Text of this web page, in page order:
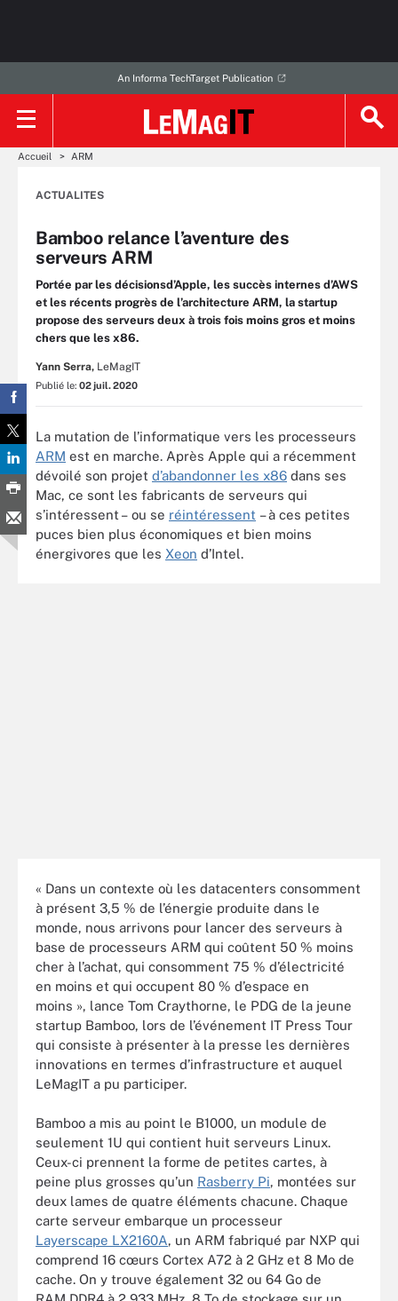
An Informa TechTarget Publication
Accueil ARM
ACTUALITES
Bamboo relance l’aventure des
serveurs ARM
Portée par les décisionsd’Apple, les succès internes d’AWS
et les récents progrès de l’architecture ARM, la startup
propose des serveurs deux à trois fois moins gros et moins
chers que les x86.
Yann Serra, LeMagIT
Publié le: 02 juil. 2020
La mutation de l’informatique vers les processeurs
ARM est en marche. Après Apple qui a récemment
dévoilé son projet d’abandonner les x86 dans ses
Mac, ce sont les fabricants de serveurs qui
s’intéressent – ou se réintéressent – à ces petites
puces bien plus économiques et bien moins
énergivores que les Xeon d’Intel.
« Dans un contexte où les datacenters consomment
à présent 3,5 % de l’énergie produite dans le
monde, nous arrivons pour lancer des serveurs à
base de processeurs ARM qui coûtent 50 % moins
cher à l’achat, qui consomment 75 % d’électricité
en moins et qui occupent 80 % d’espace en
moins », lance Tom Craythorne, le PDG de la jeune
startup Bamboo, lors de l’événement IT Press Tour
qui consiste à présenter à la presse les dernières
innovations en termes d’infrastructure et auquel
LeMagIT a pu participer.
Bamboo a mis au point le B1000, un module de
seulement 1U qui contient huit serveurs Linux.
Ceux-ci prennent la forme de petites cartes, à
peine plus grosses qu’un Rasberry Pi, montées sur
deux lames de quatre éléments chacune. Chaque
carte serveur embarque un processeur
Layerscape LX2160A, un ARM fabriqué par NXP qui
comprend 16 cœurs Cortex A72 à 2 GHz et 8 Mo de
cache. On y trouve également 32 ou 64 Go de